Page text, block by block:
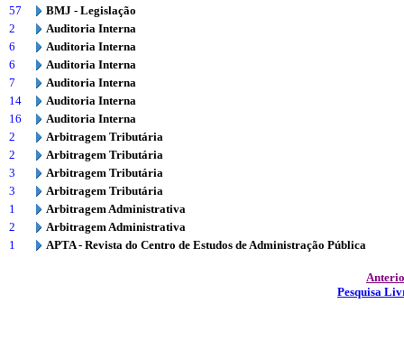
57
BMJ - Legislação
2
Auditoria Interna
6
Auditoria Interna
6
Auditoria Interna
7
Auditoria Interna
14
Auditoria Interna
16
Auditoria Interna
2
Arbitragem Tributária
2
Arbitragem Tributária
3
Arbitragem Tributária
3
Arbitragem Tributária
1
Arbitragem Administrativa
2
Arbitragem Administrativa
1
APTA - Revista do Centro de Estudos de Administração Pública
Pesquisa